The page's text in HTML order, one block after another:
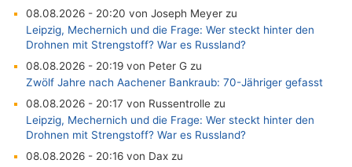
08.08.2026 - 20:20 von Joseph Meyer zu
Leipzig, Mechernich und die Frage: Wer steckt hinter den
Drohnen mit Strengstoff? War es Russland?
08.08.2026 - 20:19 von Peter G zu
Zwölf Jahre nach Aachener Bankraub: 70-Jähriger gefasst
08.08.2026 - 20:17 von Russentrolle zu
Leipzig, Mechernich und die Frage: Wer steckt hinter den
Drohnen mit Strengstoff? War es Russland?
08.08.2026 - 20:16 von Dax zu